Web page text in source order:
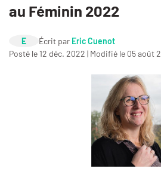
au Féminin 2022
E Écrit par Eric Cuenot
Posté le 12 déc. 2022 | Modifié le 05 août